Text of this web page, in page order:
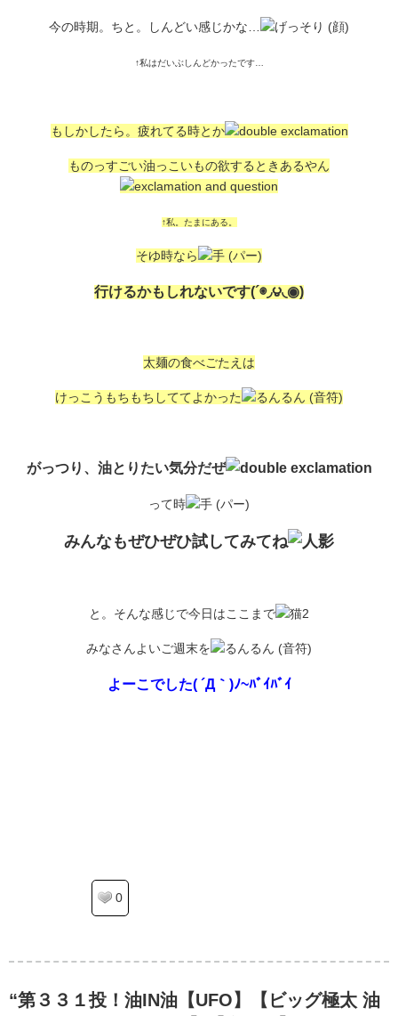
今の時期。ちと。しんどい感じかな…
↑私はだいぶしんどかったです…
もしかしたら。疲れてる時とか
ものっすごい油っこいもの欲するときあるやん
↑私。たまにある。
そゆ時なら
行けるかもしれないです(´◉◞౪◟◉)
太麺の食べごたえは
けっこうもちもちしててよかった
がっつり、油とりたい気分だぜ
って時
みんなもぜひぜひ試してみてね
と。そんな感じで今日はここまで
みなさんよいご週末を
よーこでした( ´Д｀)ﾉ~ﾊﾞｲﾊﾞｲ
0
“第３３１投！油IN油【UFO】【ビッグ極太 油